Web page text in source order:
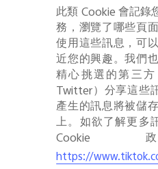
此類Cookie會記錄
務，瀏覽了哪些頁
使用這些訊息，可
近您的興趣。我們
精心挑選的第三
Twitter）分享這些
產生的訊息將被儲
上。如欲了解更多
Cookie
https://